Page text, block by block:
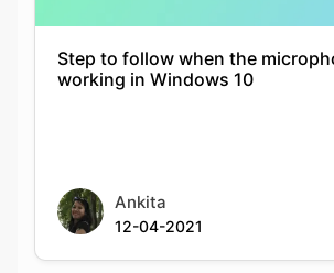
Step to follow when the
working in Windows 10
Ankita
12-04-2021